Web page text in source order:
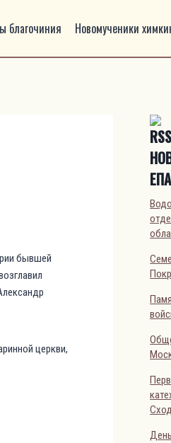
благочиния Новомученики
бывшей
церкви,